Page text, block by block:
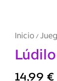
Inicio /
14,99 €